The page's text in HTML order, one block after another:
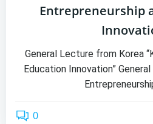
Entrepreneurship
General Lecture from Korea
Education Innovation”
0